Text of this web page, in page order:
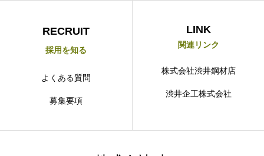
RECRUIT
採用を知る
よくある質問
募集要項
LINK
関連リンク
株式会社渋井鋼材店
渋井企工株式会社